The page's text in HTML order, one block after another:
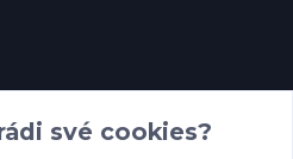
Hoky kůže
své cookies?